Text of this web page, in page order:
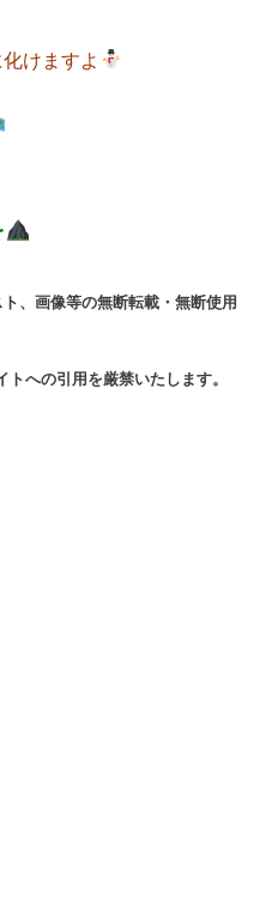
けますよ
、画像等の無断転載・無断使用
への引用を厳禁いたします。